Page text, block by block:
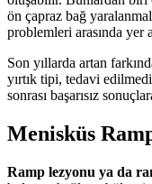
ön çapraz bağ
problemleri arasında yer
Son yıllarda artan
yırtık tipi, tedavi
sonrası başarısız
Menisküs
Ramp lezyonu ya da